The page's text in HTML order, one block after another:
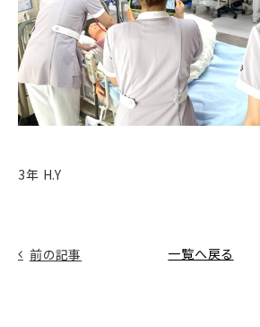
3年 H.Y
前の記事 一覧へ戻る